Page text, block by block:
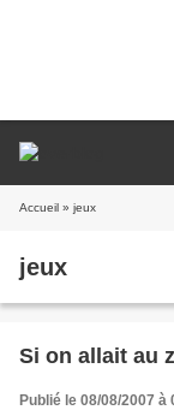
Accueil » jeux
jeux
Si on allait au
Publié le 08/08/2007 à